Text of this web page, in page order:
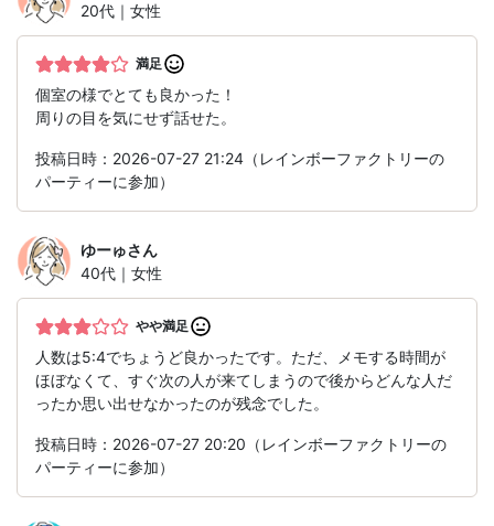
20代｜女性
満足
個室の様でとても良かった！
周りの目を気にせず話せた。
投稿日時：2026-07-27 21:24（レインボーファクトリーの
パーティーに参加）
ゆーゅさん
40代｜女性
やや満足
人数は5:4でちょうど良かったです。ただ、メモする時間が
ほぼなくて、すぐ次の人が来てしまうので後からどんな人だ
ったか思い出せなかったのが残念でした。
投稿日時：2026-07-27 20:20（レインボーファクトリーの
パーティーに参加）